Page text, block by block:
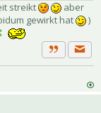
streikt
aber
gewirkt hat
)
Zitat